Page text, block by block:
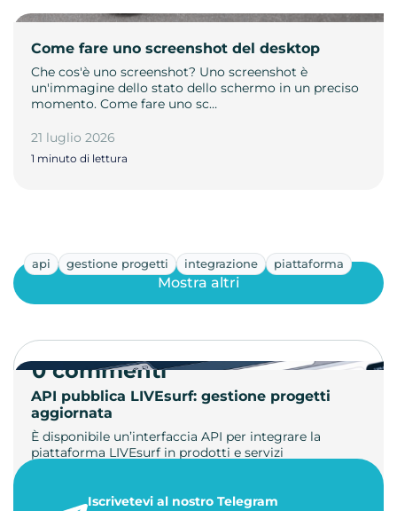
Come fare uno screenshot del desktop
Che cos'è uno screenshot? Uno screenshot è
un'immagine dello stato dello schermo in un preciso
momento. Come fare uno sc…
21 luglio 2026
1 minuto di lettura
api gestione progetti integrazione piattaforma
API pubblica LIVEsurf: gestione progetti
aggiornata
È disponibile un’interfaccia API per integrare la
piattaforma LIVEsurf in prodotti e servizi
23 maggio 2026
Mostra altri
0 commenti
Iscrivetevi al nostro Telegram